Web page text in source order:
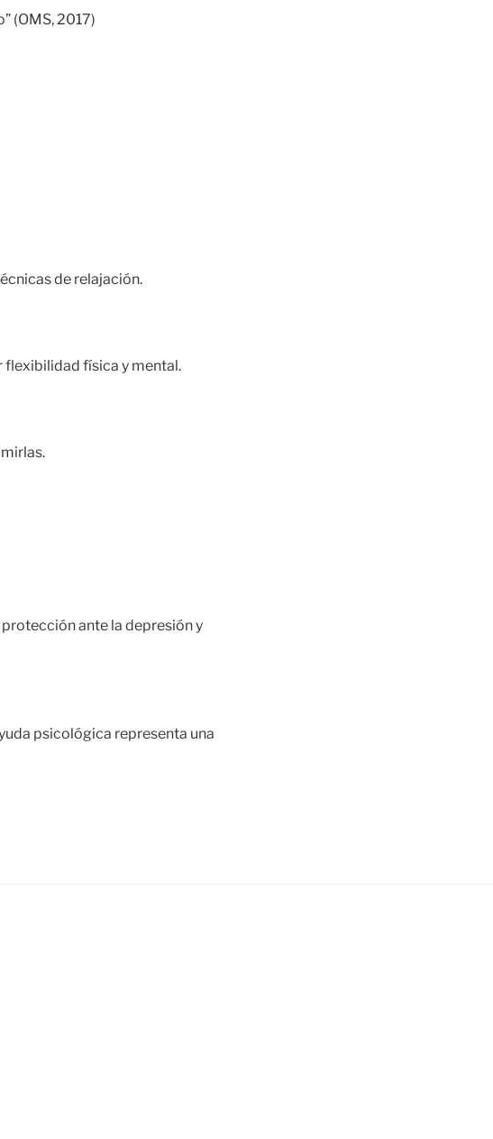
(OMS, 2017)
de relajación.
flexibilidad física y mental.
ante la depresión y
psicológica representa una